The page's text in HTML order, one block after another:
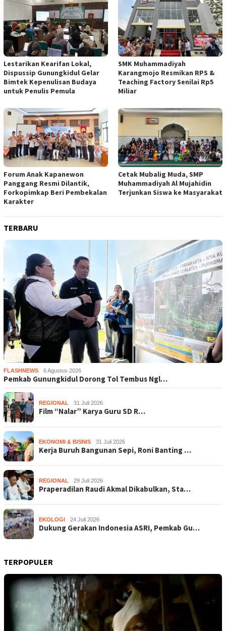
Lestarikan Kearifan Lokal,
Dispussip Gunungkidul Gelar
Bimtek Kepenulisan Budaya
untuk Penulis Pemula
SMK Muhammadiyah
Karangmojo Resmikan RPS &
Teaching Factory Senilai Rp5
Miliar
Forum Anak Kapanewon
Panggang Resmi Dilantik,
Forkopimkap Beri Pembekalan
Karakter
Cetak Mubalig Muda, SMP
Muhammadiyah Al Mujahidin
Terjunkan Siswa ke Masyarakat
TERBARU
FLASHNEWS 6 Agustus 2026
Pemkab Gunungkidul Dorong Tol Tembus Ngl…
REGIONAL 31 Juli 2026
Film “Nalar” Karya Guru SD R…
EKONOMI & BISNIS 31 Juli 2026
Kerja Buruh Bangunan Sepi, Roni Banting …
REGIONAL 29 Juli 2026
Praperadilan Raudi Akmal Dikabulkan, Sta…
EKOLOGI 24 Juli 2026
Dukung Gerakan Indonesia ASRI, Pemkab Gu…
TERPOPULER